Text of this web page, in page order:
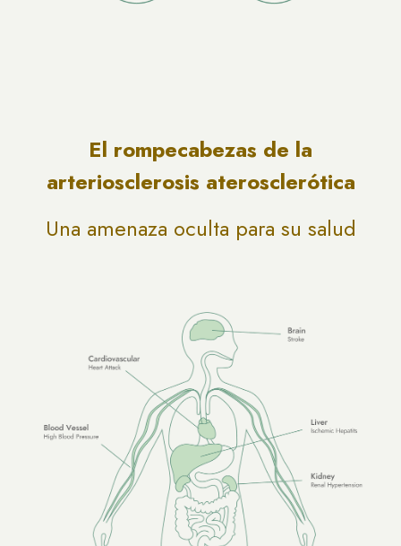
El rompecabezas de la
arteriosclerosis aterosclerótica
Una amenaza oculta para su salud​